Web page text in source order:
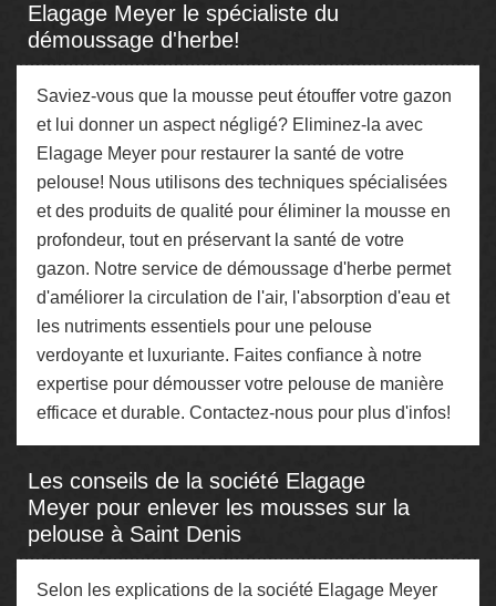
Elagage Meyer le spécialiste du
démoussage d'herbe!
Saviez-vous que la mousse peut étouffer votre gazon
et lui donner un aspect négligé? Eliminez-la avec
Elagage Meyer pour restaurer la santé de votre
pelouse! Nous utilisons des techniques spécialisées
et des produits de qualité pour éliminer la mousse en
profondeur, tout en préservant la santé de votre
gazon. Notre service de démoussage d'herbe permet
d'améliorer la circulation de l'air, l'absorption d'eau et
les nutriments essentiels pour une pelouse
verdoyante et luxuriante. Faites confiance à notre
expertise pour démousser votre pelouse de manière
efficace et durable. Contactez-nous pour plus d'infos!
Les conseils de la société Elagage
Meyer pour enlever les mousses sur la
pelouse à Saint Denis
Selon les explications de la société Elagage Meyer